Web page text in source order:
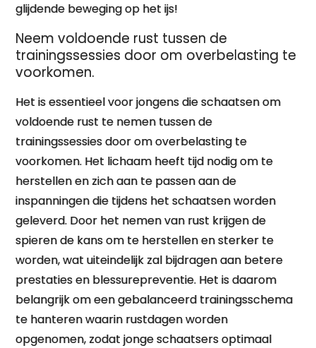
glijdende beweging op het ijs!
Neem voldoende rust tussen de
trainingssessies door om overbelasting te
voorkomen.
Het is essentieel voor jongens die schaatsen om
voldoende rust te nemen tussen de
trainingssessies door om overbelasting te
voorkomen. Het lichaam heeft tijd nodig om te
herstellen en zich aan te passen aan de
inspanningen die tijdens het schaatsen worden
geleverd. Door het nemen van rust krijgen de
spieren de kans om te herstellen en sterker te
worden, wat uiteindelijk zal bijdragen aan betere
prestaties en blessurepreventie. Het is daarom
belangrijk om een gebalanceerd trainingsschema
te hanteren waarin rustdagen worden
opgenomen, zodat jonge schaatsers optimaal